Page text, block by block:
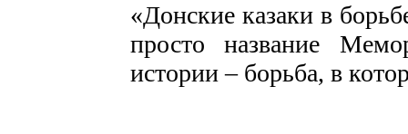
«Донские казаки в
просто название
истории – борьба, в